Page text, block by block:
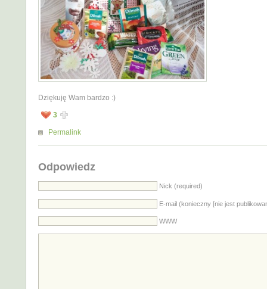
Dziękuję Wam bardzo :)
3
Permalink
Odpowiedz
Nick (required)
E-mail (konieczny [nie jest
WWW